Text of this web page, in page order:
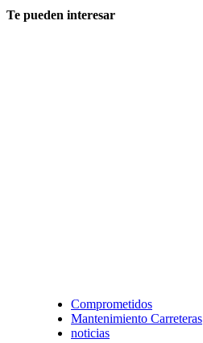
Te pueden interesar
Comprometidos
Mantenimiento Carreteras
noticias